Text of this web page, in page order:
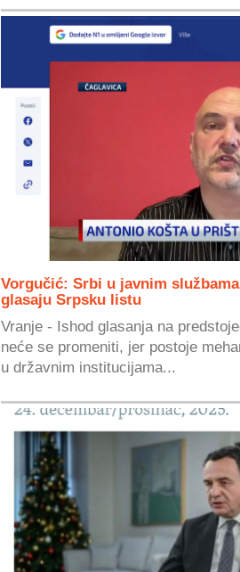
Vorgučić: Srbi u javnim
glasaju Srpsku listu
Vranje - Ishod glasanja na
neće se promeniti, jer postoje
u državnim institucijama...